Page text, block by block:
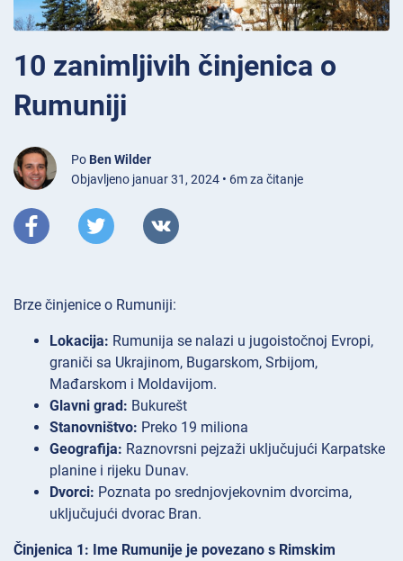
10 zanimljivih činjenica o
Rumuniji
Po Ben Wilder
Objavljeno januar 31, 2024 • 6m za čitanje
Brze činjenice o Rumuniji:
Lokacija: Rumunija se nalazi u jugoistočnoj Evropi,
graniči sa Ukrajinom, Bugarskom, Srbijom,
Mađarskom i Moldavijom.
Glavni grad: Bukurešt
Stanovništvo: Preko 19 miliona
Geografija: Raznovrsni pejzaži uključujući Karpatske
planine i rijeku Dunav.
Dvorci: Poznata po srednjovjekovnim dvorcima,
uključujući dvorac Bran.
Činjenica 1: Ime Rumunije je povezano s Rimskim